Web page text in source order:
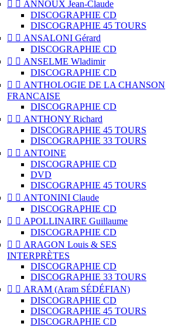
  ANNOUX Jean-Claude
DISCOGRAPHIE CD
DISCOGRAPHIE 45 TOURS
  ANSALONI Gérard
DISCOGRAPHIE CD
  ANSELME Wladimir
DISCOGRAPHIE CD
  ANTHOLOGIE DE LA CHANSON
FRANCAISE
DISCOGRAPHIE CD
  ANTHONY Richard
DISCOGRAPHIE 45 TOURS
DISCOGRAPHIE 33 TOURS
  ANTOINE
DISCOGRAPHIE CD
DVD
DISCOGRAPHIE 45 TOURS
  ANTONINI Claude
DISCOGRAPHIE CD
  APOLLINAIRE Guillaume
DISCOGRAPHIE CD
  ARAGON Louis & SES
INTERPRÈTES
DISCOGRAPHIE CD
DISCOGRAPHIE 33 TOURS
  ARAM (Aram SÉDÉFIAN)
DISCOGRAPHIE CD
DISCOGRAPHIE 45 TOURS
DISCOGRAPHIE CD